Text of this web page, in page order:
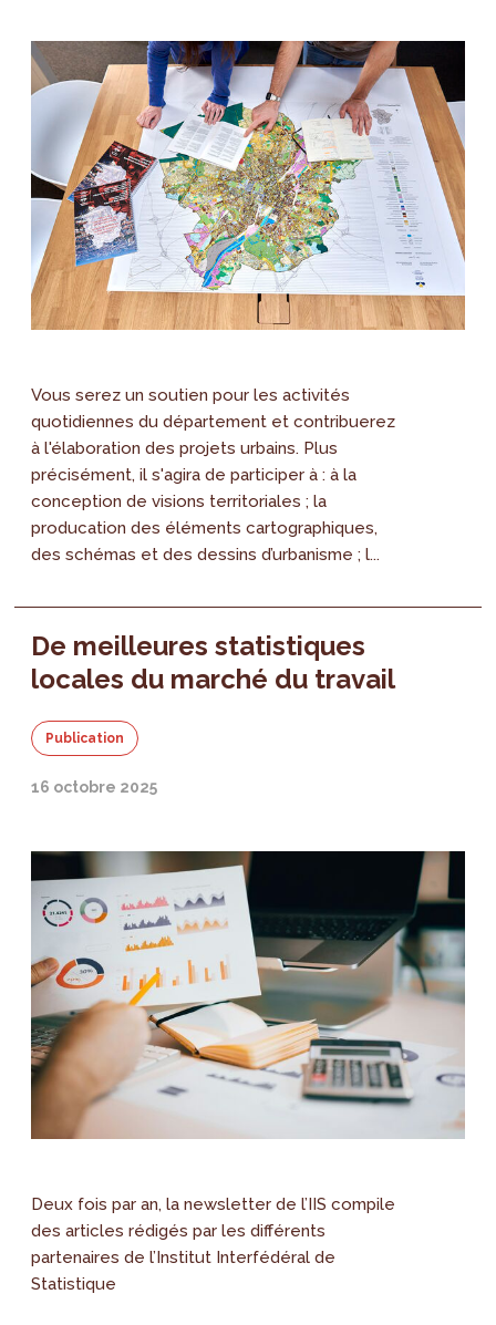
Vous serez un soutien pour les activités
quotidiennes du département et contribuerez
à l'élaboration des projets urbains. Plus
précisément, il s'agira de participer à : à la
conception de visions territoriales ; la
producation des éléments cartographiques,
des schémas et des dessins d’urbanisme ; l...
De meilleures statistiques
locales du marché du travail
Publication
16 octobre 2025
Deux fois par an, la newsletter de l’IIS compile
des articles rédigés par les différents
partenaires de l’Institut Interfédéral de
Statistique